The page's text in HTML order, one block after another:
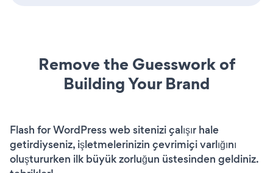
Remove the Guesswork of
Building Your Brand
Flash for WordPress web sitenizi çalışır hale
getirdiyseniz, işletmelerinizin çevrimiçi varlığını
oluştururken ilk büyük zorluğun üstesinden geldiniz.